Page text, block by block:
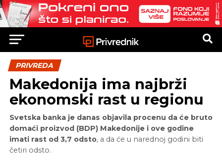
PRIVREDA
Makedonija ima najbrži
ekonomski rast u regionu
Svetska banka je danas objavila procenu da će bruto
domaći proizvod (BDP) Makedonije i ove godine
imati rast od 3,7 odsto, a da će u narednoj godini biti
četiri odsto.